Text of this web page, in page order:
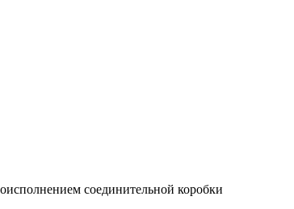
соединительной коробки